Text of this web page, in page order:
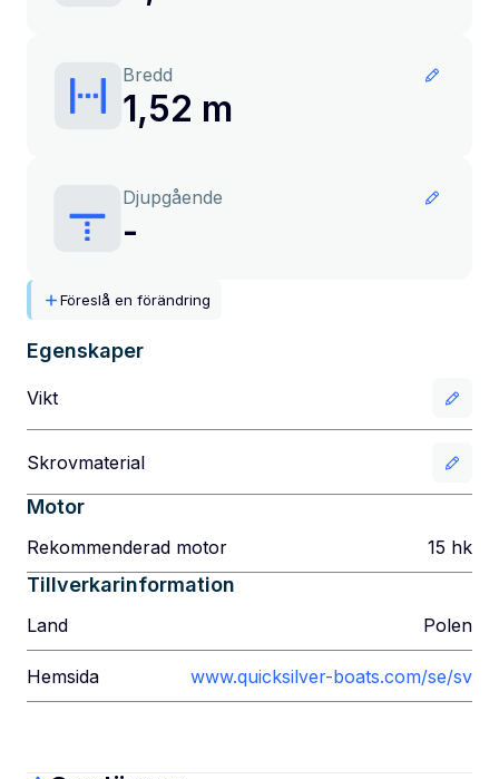
Bredd
1,52 m
Djupgående
-
Föreslå en förändring
Egenskaper
Vikt
Skrovmaterial
Motor
Rekommenderad motor 15 hk
Tillverkarinformation
Land Polen
Hemsida www.quicksilver-boats.com/se/sv